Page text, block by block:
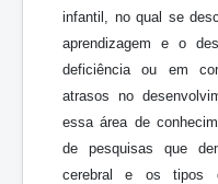
infantil, no qual se
aprendizagem e o
deficiência ou em
atrasos no
essa área de
de pesquisas que
cerebral e os tipos